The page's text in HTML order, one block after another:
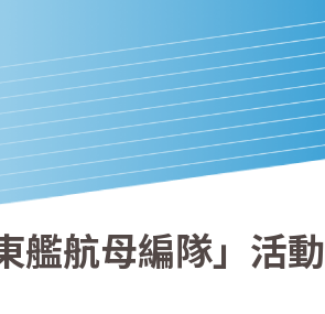
艦航母編隊」活動